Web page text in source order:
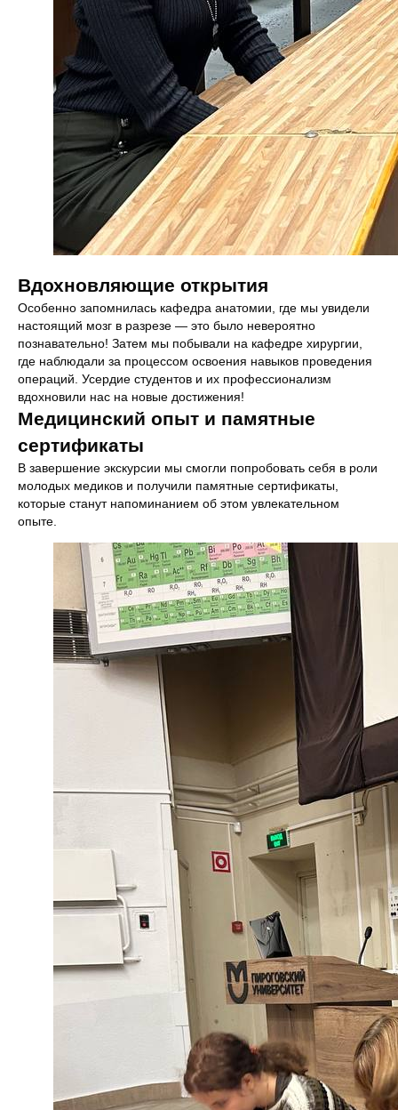
Вдохновляющие открытия
Особенно запомнилась кафедра анатомии, где мы увидели
настоящий мозг в разрезе — это было невероятно
познавательно! Затем мы побывали на кафедре хирургии,
где наблюдали за процессом освоения навыков проведения
операций. Усердие студентов и их профессионализм
вдохновили нас на новые достижения!
Медицинский опыт и памятные
сертификаты
В завершение экскурсии мы смогли попробовать себя в роли
молодых медиков и получили памятные сертификаты,
которые станут напоминанием об этом увлекательном
опыте.